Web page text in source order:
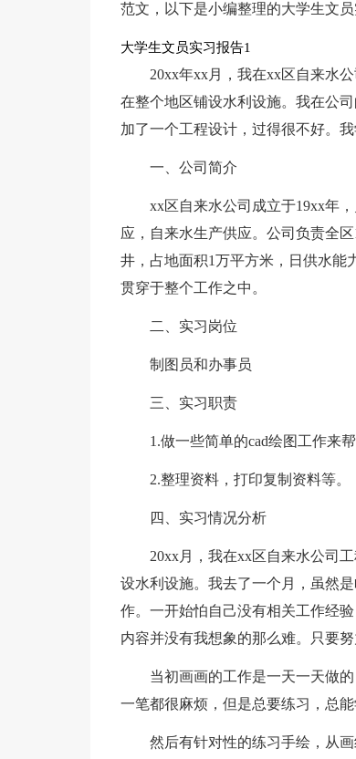
范文，以下是小编整理的大学生文
大学生文员实习报告1
20xx年xx月，我在xx区自来水
在整个地区铺设水利设施。我在公
加了一个工程设计，过得很不好。
一、公司简介
xx区自来水公司成立于19xx年
应，自来水生产供应。公司负责全
井，占地面积1万平方米，日供水能
贯穿于整个工作之中。
二、实习岗位
制图员和办事员
三、实习职责
1.做一些简单的cad绘图工作来
2.整理资料，打印复制资料等。
四、实习情况分析
20xx月，我在xx区自来水公司
设水利设施。我去了一个月，虽然
作。一开始怕自己没有相关工作经
内容并没有我想象的那么难。只要努
当初画画的工作是一天一天做
一笔都很麻烦，但是总要练习，总能
然后有针对性的练习手绘，从